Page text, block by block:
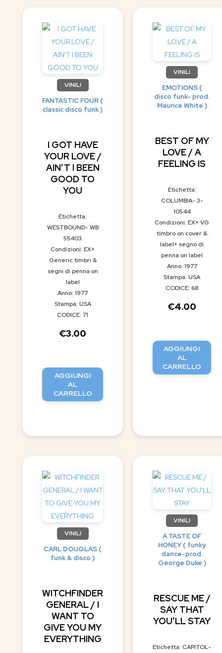
VINILI
FANTASTIC FOUR (
classic disco funk )
I GOT HAVE
YOUR LOVE /
AIN’T I BEEN
GOOD TO
YOU
Etichetta:
WESTBOUND- WB
55403
Condizioni: EX+
Generic timbri &
segni di penna on
label
Anno: 1977
Stampa: USA
CODICE: 71
€3.00
AGGIUNGI
AL
CARRELLO
VINILI
EMOTIONS (
disco funk- prod.
Maurice White )
BEST OF MY
LOVE / A
FEELING IS
Etichetta:
COLUMBIA- 3-
10544
Condizioni: EX+ VG
timbro on cover &
label+ segno di
penna on label
Anno: 1977
Stampa: USA
CODICE: 68
€4.00
AGGIUNGI
AL
CARRELLO
VINILI
CARL DOUGLAS (
funk & disco )
WITCHFINDER
GENERAL / I
WANT TO
GIVE YOU MY
EVERYTHING
VINILI
A TASTE OF
HONEY ( funky
dance-prod.
George Duke )
RESCUE ME /
SAY THAT
YOU’LL STAY
Etichetta: CAPITOL-